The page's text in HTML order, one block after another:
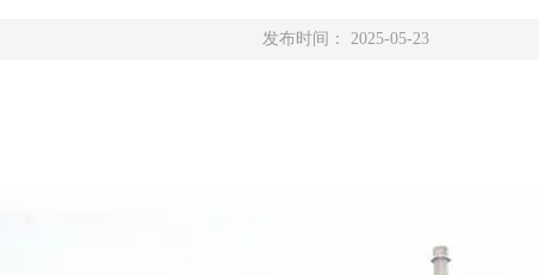
发布时间： 2025-05-23